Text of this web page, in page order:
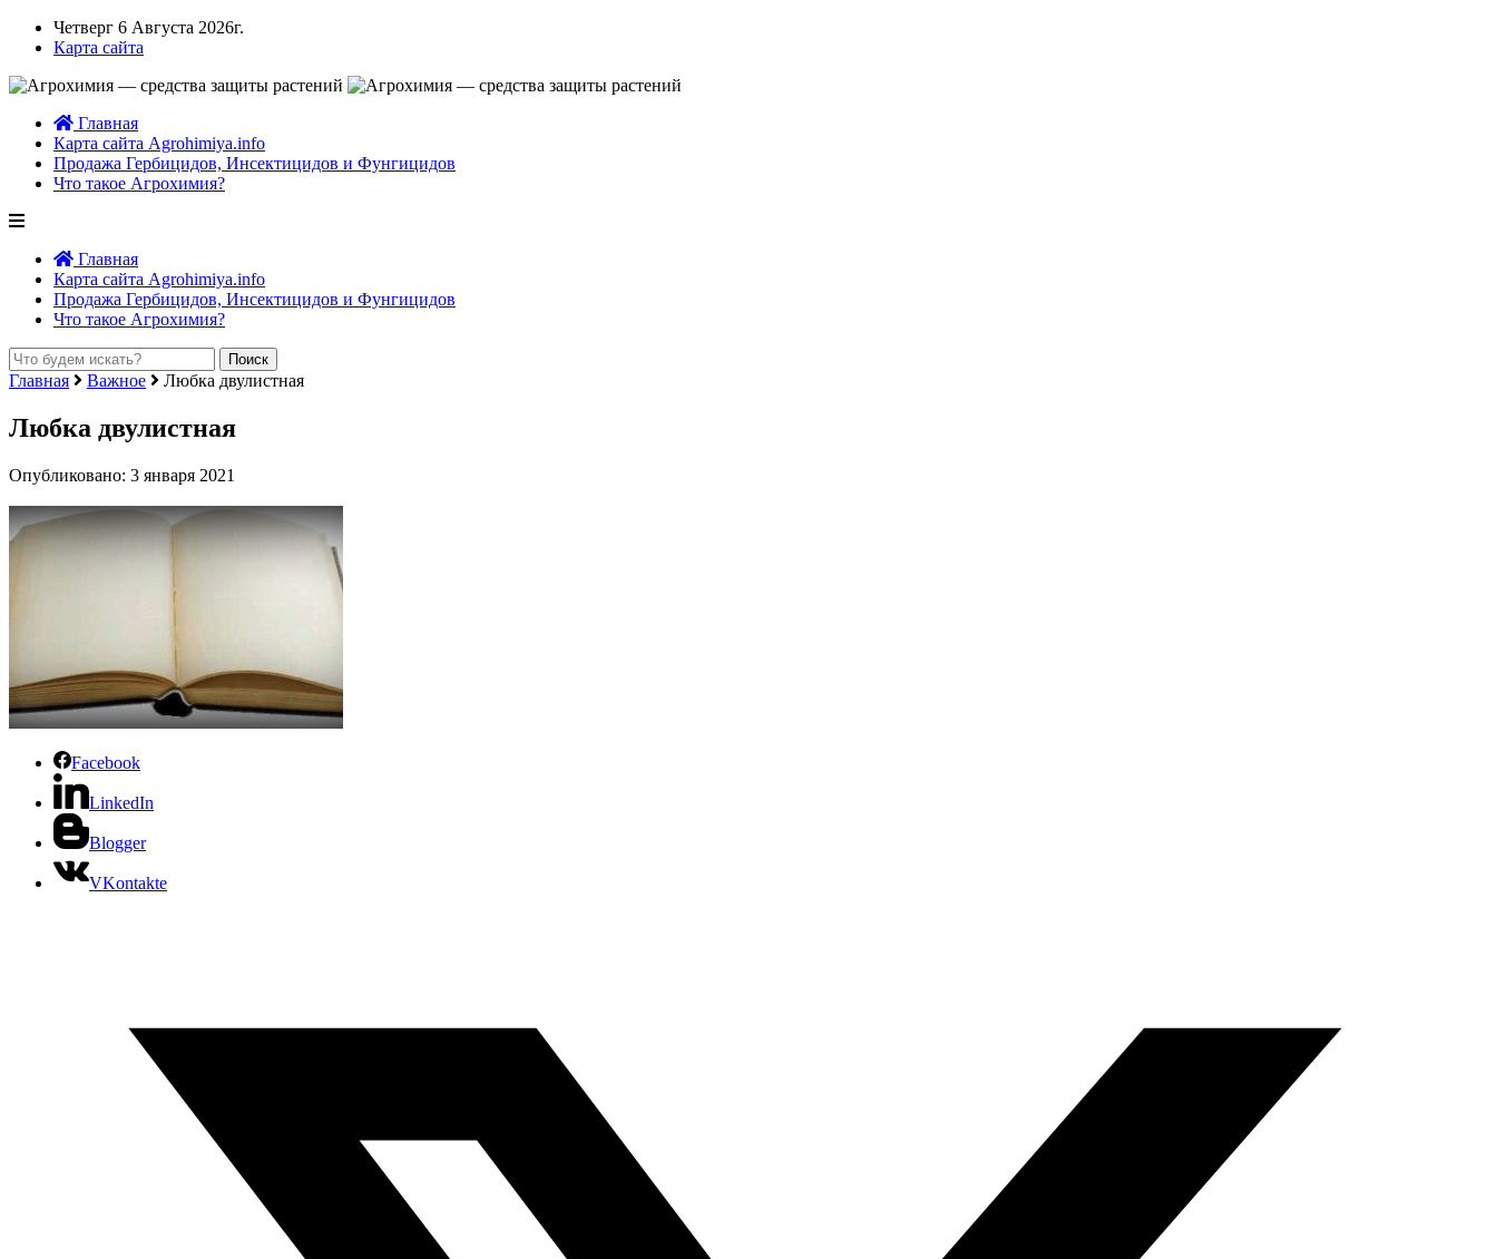
Четверг 6 Августа 2026г.
Карта сайта
Главная
Карта сайта Agrohimiya.info
Продажа Гербицидов, Инсектицидов и Фунгицидов
Что такое Агрохимия?
Главная
Карта сайта Agrohimiya.info
Продажа Гербицидов, Инсектицидов и Фунгицидов
Что такое Агрохимия?
Главная Важное Любка двулистная
Любка двулистная
Опубликовано: 3 января 2021
Facebook
LinkedIn
Blogger
VKontakte